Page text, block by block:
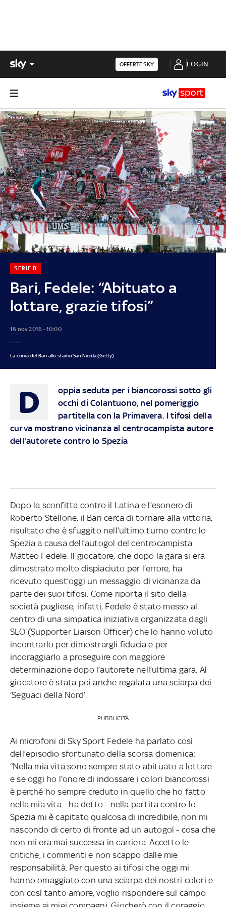
OFFERTE SKY LOGIN
Bari, Fedele: “Abituato a
lottare, grazie tifosi”
SERIE B
16 nov 2016 - 10:00
La curva del Bari allo stadio San Nicola (Getty)
D
oppia seduta per i biancorossi sotto gli
occhi di Colantuono, nel pomeriggio
partitella con la Primavera. I tifosi della
curva mostrano vicinanza al centrocampista autore
dell'autorete contro lo Spezia
Dopo la sconfitta contro il Latina e l’esonero di
Roberto Stellone, il Bari cerca di tornare alla vittoria,
risultato che è sfuggito nell’ultimo turno contro lo
Spezia a causa dell’autogol del centrocampista
Matteo Fedele. Il giocatore, che dopo la gara si era
dimostrato molto dispiaciuto per l’errore, ha
ricevuto quest’oggi un messaggio di vicinanza da
parte dei suoi tifosi. Come riporta il sito della
società pugliese, infatti, Fedele è stato messo al
centro di una simpatica iniziativa organizzata dagli
SLO (Supporter Liaison Officer) che lo hanno voluto
incontrarlo per dimostrargli fiducia e per
incoraggiarlo a proseguire con maggiore
determinazione dopo l’autorete nell’ultima gara. Al
giocatore è stata poi anche regalata una sciarpa dei
‘Seguaci della Nord’.
PUBBLICITÀ
Ai microfoni di Sky Sport Fedele ha parlato così
dell’episodio sfortunato della scorsa domenica:
“Nella mia vita sono sempre stato abituato a lottare
e se oggi ho l'onore di indossare i colori biancorossi
è perché ho sempre creduto in quello che ho fatto
nella mia vita - ha detto - nella partita contro lo
Spezia mi è capitato qualcosa di incredibile, non mi
nascondo di certo di fronte ad un autogol - cosa che
non mi era mai successa in carriera. Accetto le
critiche, i commenti e non scappo dalle mie
responsabilità. Per questo ai tifosi che oggi mi
hanno omaggiato con una sciarpa dei nostri colori e
con così tanto amore, voglio rispondere sul campo